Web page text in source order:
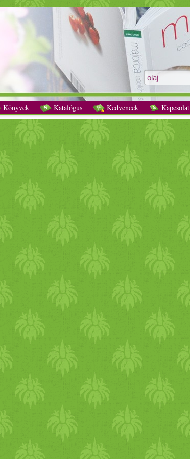
olaj receptek - Vegetáriánus receptek
Könyvek Katalógus Kedvencek Kapcsolat